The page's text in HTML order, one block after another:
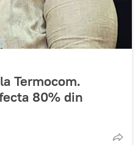
Termocom.
80% din